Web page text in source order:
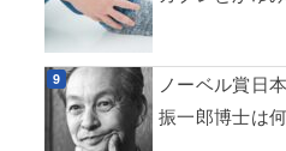
ノーベル賞日
振一郎博士は